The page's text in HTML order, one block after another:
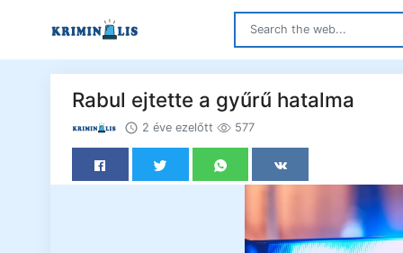
Rabul ejtette a gyűrű hatalma
2 éve ezelőtt 577